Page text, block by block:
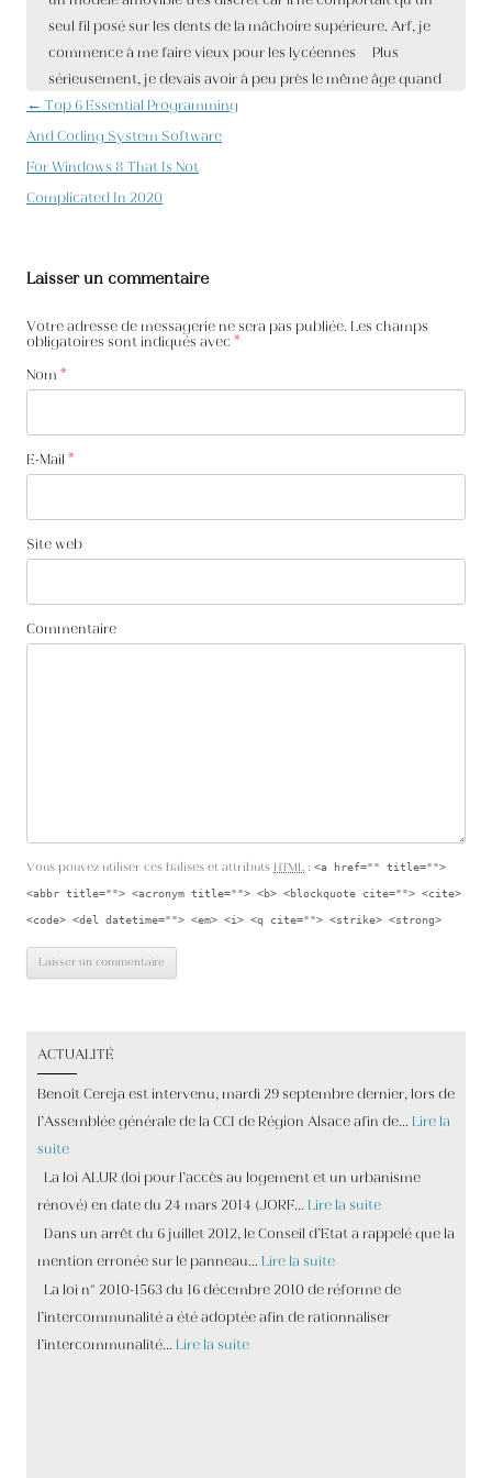
Navigation des articles
← Top 6 Essential Programming
And Coding System Software
For Windows 8 That Is Not
Complicated In 2020
Laisser un commentaire
Votre adresse de messagerie ne sera pas publiée. Les champs
obligatoires sont indiqués avec *
Nom *
E-Mail *
Site web
Commentaire
Vous pouvez utiliser ces balises et attributs HTML : <a href="" title="">
<abbr title=""> <acronym title=""> <b> <blockquote cite=""> <cite>
<code> <del datetime=""> <em> <i> <q cite=""> <strike> <strong>
ACTUALITÉ
Benoît Cereja est intervenu, mardi 29 septembre dernier, lors de
l’Assemblée générale de la CCI de Région Alsace afin de… Lire la
suite
La loi ALUR (loi pour l’accès au logement et un urbanisme
rénové) en date du 24 mars 2014 (JORF… Lire la suite
Dans un arrêt du 6 juillet 2012, le Conseil d’Etat a rappelé que la
mention erronée sur le panneau… Lire la suite
La loi n° 2010-1563 du 16 décembre 2010 de réforme de
l’intercommunalité a été adoptée afin de rationnaliser
l’intercommunalité… Lire la suite